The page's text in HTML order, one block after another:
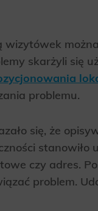
skarżyli się
problemu.
się, że
czy adres.
problem.